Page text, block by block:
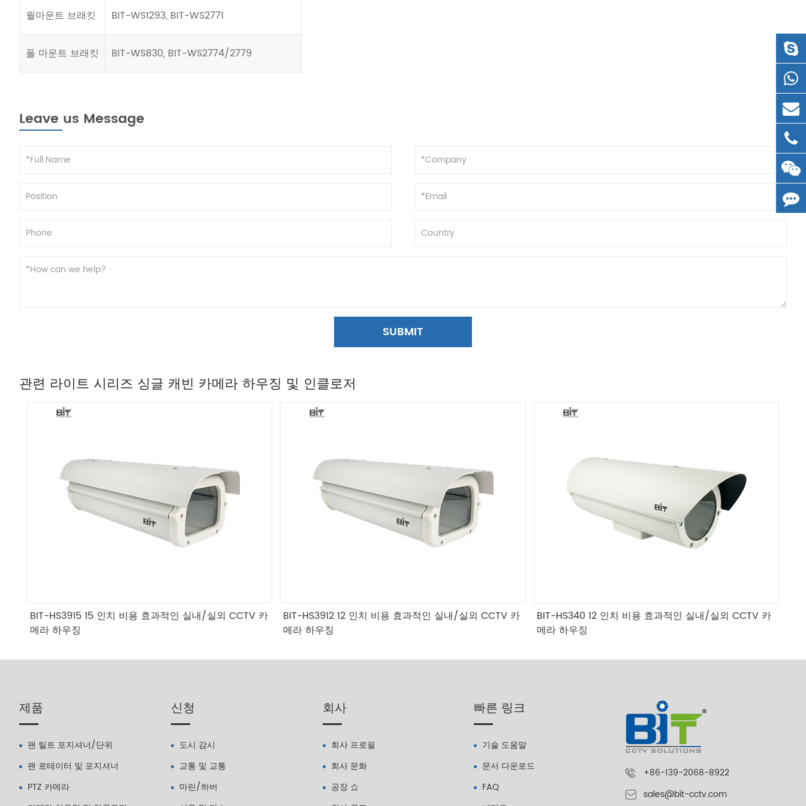
월마운트 브래킷 BIT-WS1293, BIT-WS2771
폴 마운트 브래킷 BIT-WS830, BIT-WS2774/2779
Leave us Message
SUBMIT
관련 라이트 시리즈 싱글 캐빈 카메라 하우징 및 인클로저
BIT-HS3915 15 인치 비용 효과적인 실내/실외 CCTV 카
메라 하우징
BIT-HS3912 12 인치 비용 효과적인 실내/실외 CCTV 카
메라 하우징
BIT-HS340 12 인치 비용 효과적인 실내/실외 CCTV 카
메라 하우징
제품
팬 틸트 포지셔너/단위
팬 로테이터 및 포지셔너
PTZ 카메라
신청
도시 감시
교통 및 교통
마린/하버
회사
회사 프로필
회사 문화
공장 쇼
빠른 링크
기술 도움말
문서 다운로드
FAQ
+86-139-2068-8922
sales@bit-cctv.com